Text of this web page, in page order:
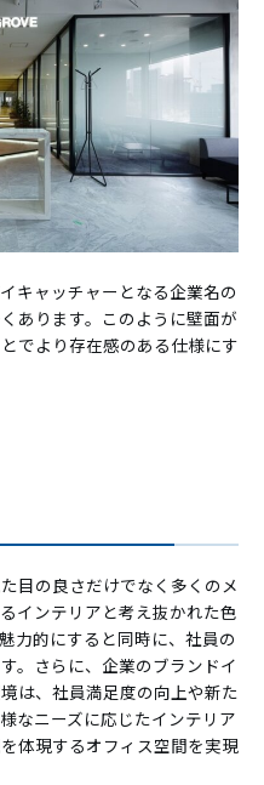
キャッチャーとなる企業名の
あります。このように壁面が
でより存在感のある仕様にす
目の良さだけでなく多くのメ
インテリアと考え抜かれた色
力的にすると同時に、社員の
。さらに、企業のブランドイ
は、社員満足度の向上や新た
なニーズに応じたインテリア
体現するオフィス空間を実現